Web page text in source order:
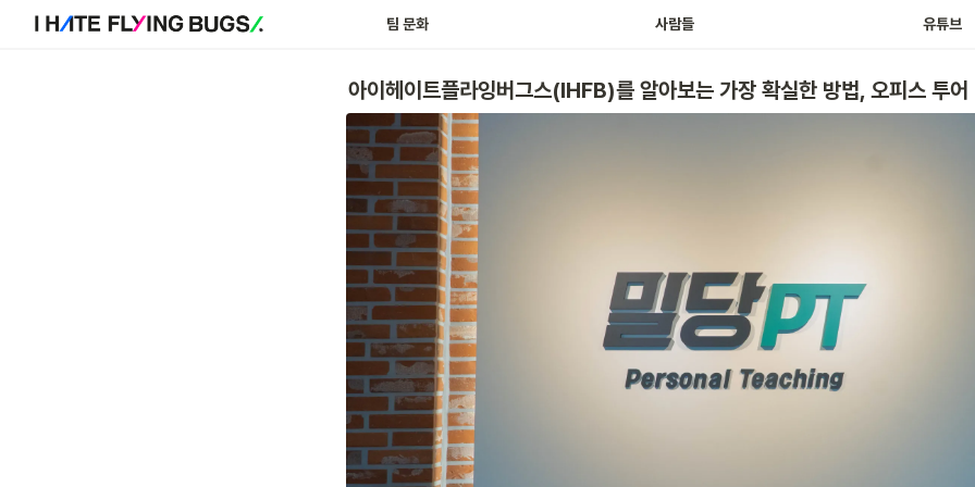
팀 문화 사람들 유튜브
아이헤이트플라잉버그스(IHFB)를 알아보는 가장 확실한 방법, 오피스 투어